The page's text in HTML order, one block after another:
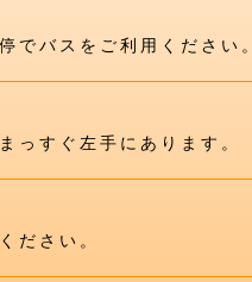
バスをご利用ください。
すぐ左手にあります。
ださい。